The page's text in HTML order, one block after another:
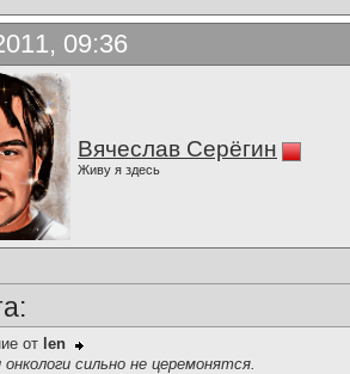
09:36
Вячеслав Серёгин
Живу я здесь
от len
сильно не церемонятся.